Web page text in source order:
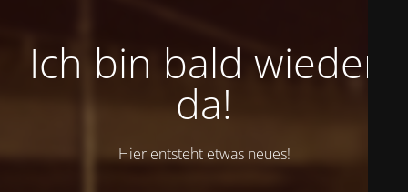
Ich bin bald wieder
da!
Hier entsteht etwas neues!